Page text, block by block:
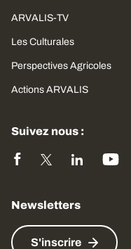
ARVALIS-TV
Les Culturales
Perspectives Agricoles
Actions ARVALIS
Suivez nous :
Newsletters
S'inscrire